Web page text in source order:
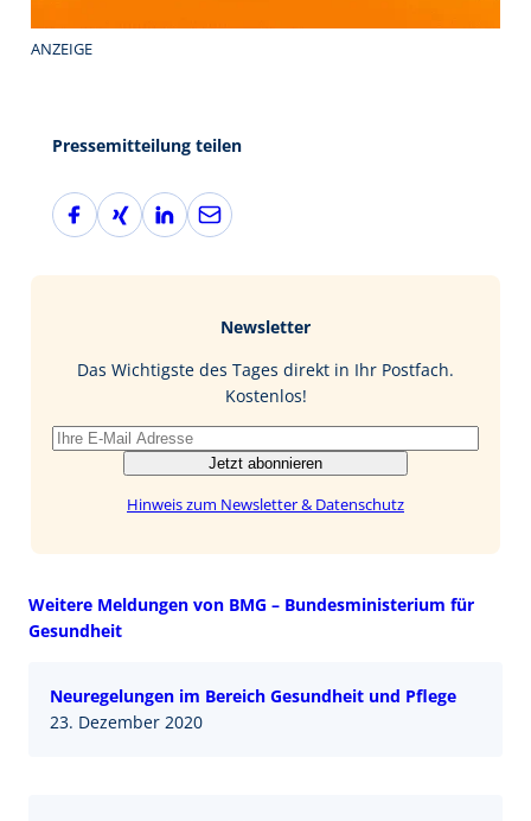
ANZEIGE
Pressemitteilung teilen
F
a
X
i
L
i
I
E
-
Newsletter
Das Wichtigste des Tages direkt in Ihr Postfach.
Kostenlos!
Jetzt abonnieren
Hinweis zum Newsletter & Datenschutz
Weitere Meldungen von BMG – Bundesministerium für
Gesundheit
Neuregelungen im Bereich Gesundheit und Pflege
23. Dezember 2020